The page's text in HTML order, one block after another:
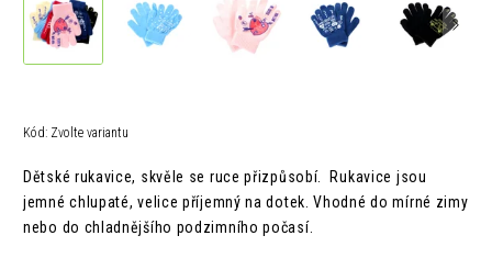
Kód: Zvolte variantu
Dětské rukavice, skvěle se ruce přizpůsobí. Rukavice jsou
jemné chlupaté, velice příjemný na dotek. Vhodné do mírné zimy
nebo do chladnějšího podzimního počasí.